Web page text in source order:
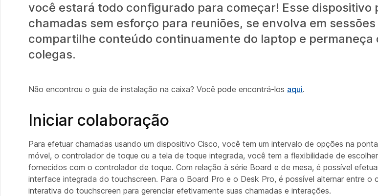
você estará todo configurado para começar! Esse dispositivo
chamadas sem esforço para reuniões, se envolva em
compartilhe conteúdo continuamente do laptop e permaneça
colegas.
Não encontrou o guia de instalação na caixa? Você pode encontrá-los aqui.
Iniciar colaboração
Para efetuar chamadas usando um dispositivo Cisco, você tem um intervalo de opções na
móvel, o controlador de toque ou a tela de toque integrada, você tem a flexibilidade de
fornecidos com o controlador de toque. Com relação à série Board e de mesa, é possível
interface integrada do touchscreen. Para o Board Pro e o Desk Pro, é possível alternar entre
interativa do touchscreen para gerenciar efetivamente suas chamadas e interações.